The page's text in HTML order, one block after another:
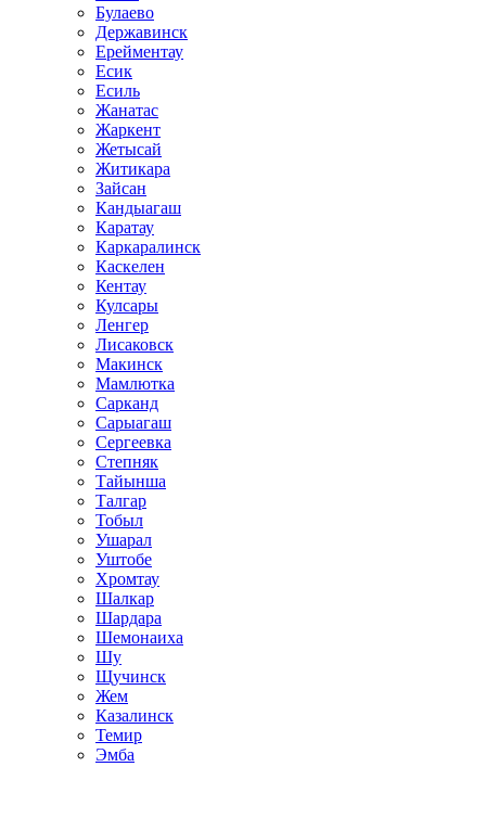
Булаево
Державинск
Ерейментау
Есик
Есиль
Жанатас
Жаркент
Жетысай
Житикара
Зайсан
Кандыагаш
Каратау
Каркаралинск
Каскелен
Кентау
Кулсары
Ленгер
Лисаковск
Макинск
Мамлютка
Сарканд
Сарыагаш
Сергеевка
Степняк
Тайынша
Талгар
Тобыл
Ушарал
Уштобе
Хромтау
Шалкар
Шардара
Шемонаиха
Шу
Щучинск
Жем
Казалинск
Темир
Эмба